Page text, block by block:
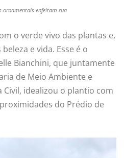
ornamentais enfeitam rua
o verde vivo das plantas e,
e vida. Esse é o
Bianchini, que juntamente
de Meio Ambiente e
Civil, idealizou o plantio com
do Prédio de